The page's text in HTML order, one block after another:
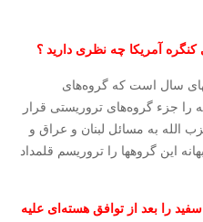
آمریکا چه نظری دارید ؟
سال است که گروه‌های
جزء گروه‌های تروریستی قرار
الله به مسائل لبنان و عراق و
این گروهها را تروریسم قلمداد
را بعد از توافق هسته‌‌ای علیه